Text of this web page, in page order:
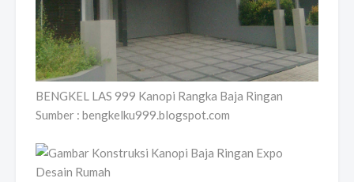
BENGKEL LAS 999 Kanopi Rangka Baja Ringan
Sumber : bengkelku999.blogspot.com